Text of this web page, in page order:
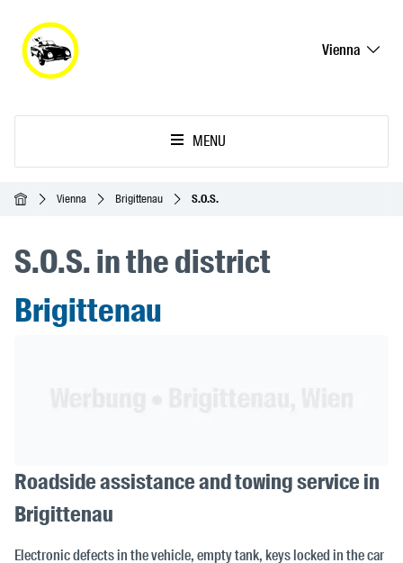
Vienna
MENU
Homepage
Vienna Brigittenau S.O.S.
S.O.S. in the district
Brigittenau
Roadside assistance and towing service in
Brigittenau
Electronic defects in the vehicle, empty tank, keys locked in the car